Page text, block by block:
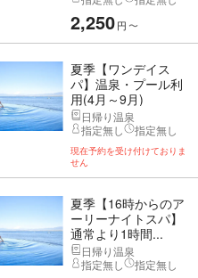
2,250円 〜
夏季【ワンデイス
パ】温泉・プール利
用(4月～9月)
日帰り温泉
指定無し
指定無し
現在予約を受け付けておりま
せん
夏季【16時からのア
ーリーナイトスパ】
通常より1時間...
日帰り温泉
指定無し
指定無し